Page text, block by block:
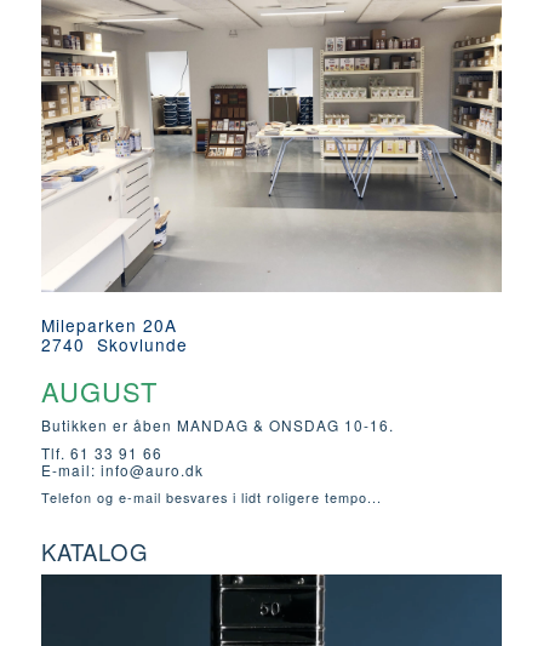
Mileparken 20A
2740 Skovlunde
AUGUST
Butikken er åben MANDAG & ONSDAG 10-16.
Tlf. 61 33 91 66
E-mail: info@auro.dk
Telefon og e-mail besvares i lidt roligere tempo...
KATALOG